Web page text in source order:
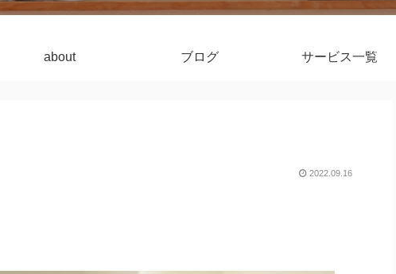
about ブログ サービス一覧
2022.09.16